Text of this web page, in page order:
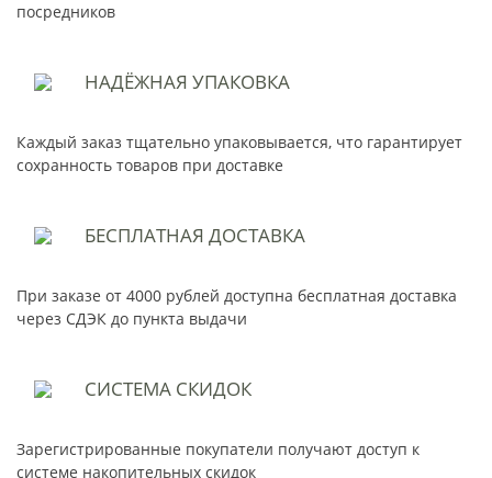
посредников
НАДЁЖНАЯ УПАКОВКА
Каждый заказ тщательно упаковывается, что гарантирует
сохранность товаров при доставке
БЕСПЛАТНАЯ ДОСТАВКА
При заказе от 4000 рублей доступна бесплатная доставка
через СДЭК до пункта выдачи
СИСТЕМА СКИДОК
Зарегистрированные покупатели получают доступ к
системе накопительных скидок